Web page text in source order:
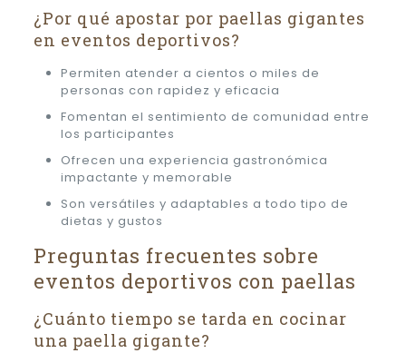
¿Por qué apostar por paellas gigantes
en eventos deportivos?
Permiten atender a cientos o miles de
personas con rapidez y eficacia
Fomentan el sentimiento de comunidad entre
los participantes
Ofrecen una experiencia gastronómica
impactante y memorable
Son versátiles y adaptables a todo tipo de
dietas y gustos
Preguntas frecuentes sobre
eventos deportivos con paellas
¿Cuánto tiempo se tarda en cocinar
una paella gigante?